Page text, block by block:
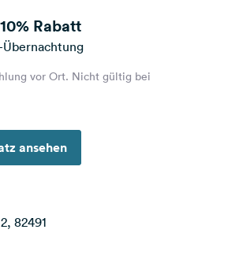
10% Rabatt
Übernachtung
vor Ort. Nicht gültig bei
ansehen
82491